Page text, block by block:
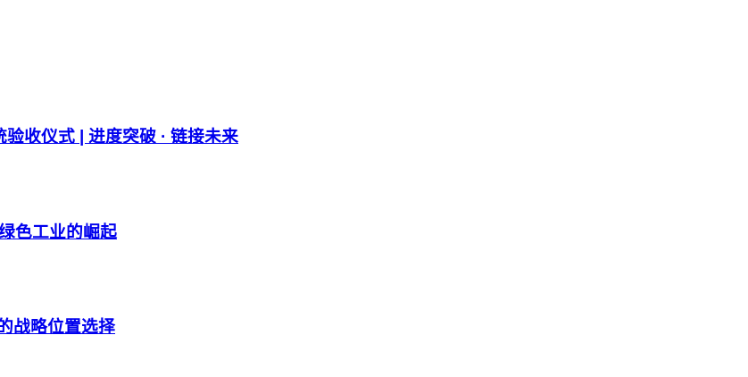
收仪式 | 进度突破 · 链接未来
色工业的崛起
战略位置选择